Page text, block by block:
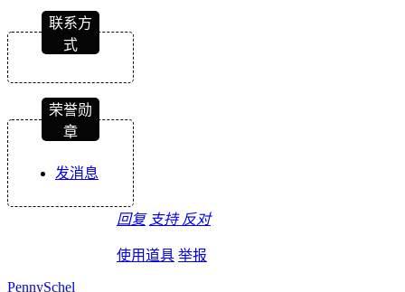
联系方
式
荣誉勋
章
发消息
回复 支持 反对
使用道具 举报
PennySchel